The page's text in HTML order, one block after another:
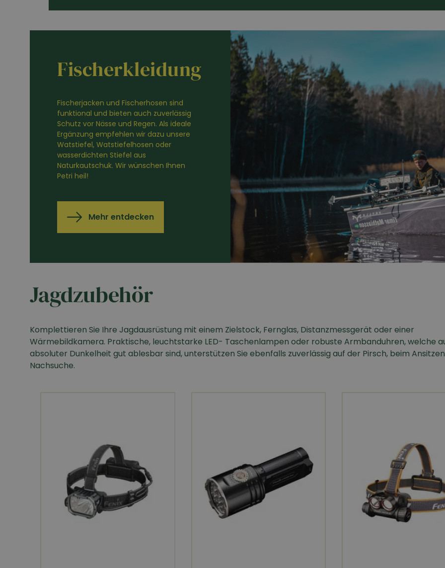
Fischerkleidung
Fischerjacken und Fischerhosen sind
funktional und bieten auch zuverlässig
Schutz vor Nässe und Regen. Als ideale
Ergänzung empfehlen wir dazu unsere
Watstiefel, Watstiefelhosen oder
wasserdichten Stiefel aus
Naturkautschuk. Wir wünschen Ihnen
Petri heil!
Mehr entdecken
Jagdzubehör
Komplettieren Sie Ihre Jagdausrüstung mit einem Zielstock, Fernglas, Distanzmessgerät oder einer
Wärmebildkamera. Praktische, leuchtstarke LED- Taschenlampen oder robuste Armbanduhren, welche
absoluter Dunkelheit gut ablesbar sind, unterstützen Sie ebenfalls zuverlässig auf der Pirsch, beim
Nachsuche.